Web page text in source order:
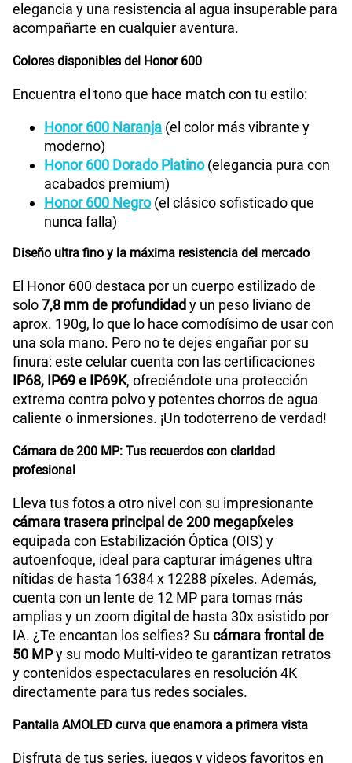
200GBen alta velocidad
Ver menos planes
elegancia y una resistencia al agua insuperable para
acompañarte en cualquier aventura.
Colores disponibles del Honor 600
Encuentra el tono que hace match con tu estilo:
Honor 600 Naranja (el color más vibrante y
moderno)
Honor 600 Dorado Platino(elegancia pura con
acabados premium)
Honor 600 Negro(el clásico sofisticado que
nunca falla)
Diseño ultra fino y la máxima resistencia del mercado
El Honor 600 destaca por un cuerpo estilizado de
solo7,8 mm de profundidad y un peso liviano de
aprox. 190g, lo que lo hace comodísimo de usar con
una sola mano. Pero no te dejes engañar por su
finura: este celular cuenta con las certificaciones
IP68, IP69 e IP69K, ofreciéndote una protección
extrema contra polvo y potentes chorros de agua
caliente o inmersiones. ¡Un todoterreno de verdad!
Cámara de 200 MP: Tus recuerdos con claridad
profesional
Lleva tus fotos a otro nivel con su impresionante
cámara trasera principal de 200 megapíxeles
equipada con Estabilización Óptica (OIS) y
autoenfoque, ideal para capturar imágenes ultra
nítidas de hasta 16384 x 12288 píxeles. Además,
cuenta con un lente de 12 MP para tomas más
amplias y un zoom digital de hasta 30x asistido por
IA. ¿Te encantan los selfies? Su cámara frontal de
50 MPy su modo Multi-video te garantizan retratos
y contenidos espectaculares en resolución 4K
directamente para tus redes sociales.
Pantalla AMOLED curva que enamora a primera vista
Disfruta de tus series, juegos y videos favoritos en